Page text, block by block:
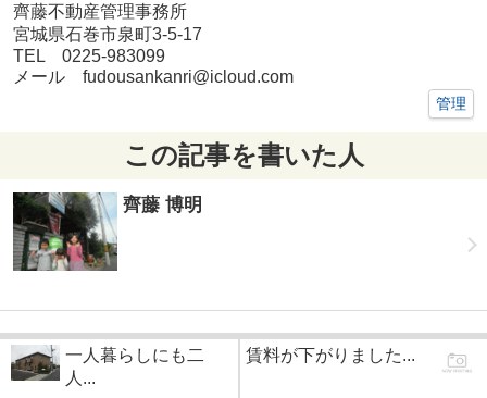
齊藤不動産管理事務所
宮城県石巻市泉町3-5-17
TEL 0225-983099
メール fudousankanri@icloud.com
管理
この記事を書いた人
齊藤 博明
一人暮らしにも二
人...
賃料が下がりました...